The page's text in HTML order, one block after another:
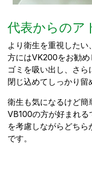
代表からのア
より衛生を重視した
方にはVK200をお勧
ゴミを吸い出し、さ
閉じ込めてしっかり留
衛生も気になるけど簡
VB100の方が好まれ
を考慮しながらどち
です。